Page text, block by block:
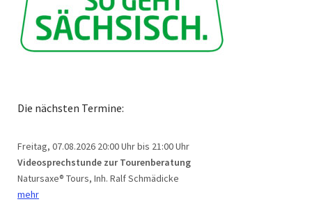
Die nächsten Termine:
Freitag, 07.08.2026 20:00 Uhr bis 21:00 Uhr
Videosprechstunde zur Tourenberatung
Natursaxe® Tours, Inh. Ralf Schmädicke
mehr